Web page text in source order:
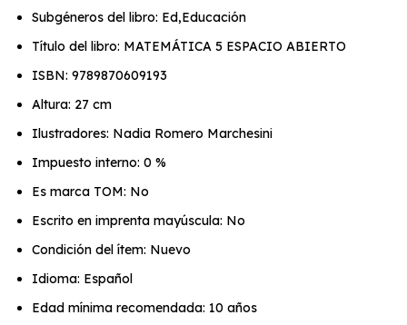
Subgéneros del libro: Ed,Educación
Título del libro: MATEMÁTICA 5 ESPACIO ABIERTO
ISBN: 9789870609193
Altura: 27 cm
Ilustradores: Nadia Romero Marchesini
Impuesto interno: 0 %
Es marca TOM: No
Escrito en imprenta mayúscula: No
Condición del ítem: Nuevo
Idioma: Español
Edad mínima recomendada: 10 años